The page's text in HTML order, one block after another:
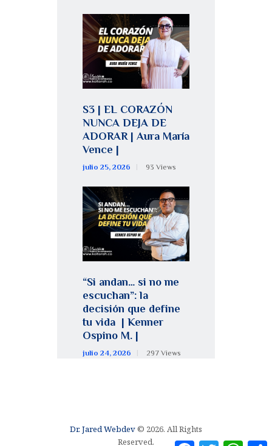
S3 | EL CORAZÓN
NUNCA DEJA DE
ADORAR | Aura María
Vence |
julio 25, 2026 93 Views
“Si andan… si no me
escuchan”: la
decisión que define
tu vida | Kenner
Ospino M. |
julio 24, 2026 297 Views
Dr. Jared Webdev© 2026. All Rights
Reserved.